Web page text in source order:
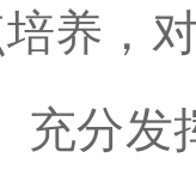
养，
充分发